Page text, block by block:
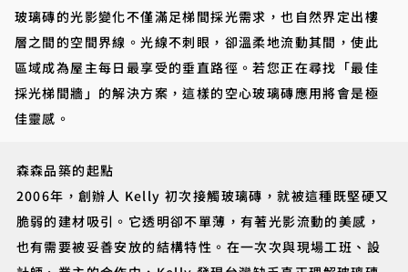
玻璃磚的光影變化不僅滿足梯間採光需求，也自然界定出樓
層之間的空間界線。光線不刺眼，卻溫柔地流動其間，使此
區域成為屋主每日最享受的垂直路徑。若您正在尋找「最佳
採光梯間牆」的解決方案，這樣的空心玻璃磚應用將會是極
佳靈感。
森森品築的起點
2006年，創辦人 Kelly 初次接觸玻璃磚，就被這種既堅硬又
脆弱的建材吸引。它透明卻不單薄，有著光影流動的美感，
也有需要被妥善安放的結構特性。在一次次與現場工班、設